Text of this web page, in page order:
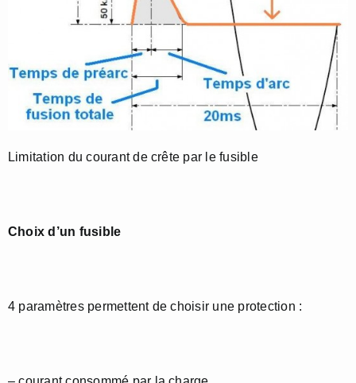
Limitation du courant de crête par le fusible
Choix d’un fusible
4 paramètres permettent de choisir une protection :